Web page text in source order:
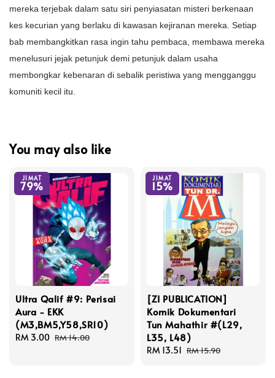
mereka terjebak dalam satu siri penyiasatan misteri berkenaan
kes kecurian yang berlaku di kawasan kejiranan mereka. Setiap
bab membangkitkan rasa ingin tahu pembaca, membawa mereka
menelusuri jejak petunjuk demi petunjuk dalam usaha
membongkar kebenaran di sebalik peristiwa yang mengganggu
komuniti kecil itu.
You may also like
JIMAT
79%
Ultra Qalif #9: Perisai
Aura - EKK
(M3,BM5,Y58,SR10)
Sale
RM 3.00 Regular
RM 14.00
JIMAT
15%
[ZI PUBLICATION]
Komik Dokumentari
Tun Mahathir #(L29,
L35, L48)
Sale
RM 13.51 Regular
RM 15.90